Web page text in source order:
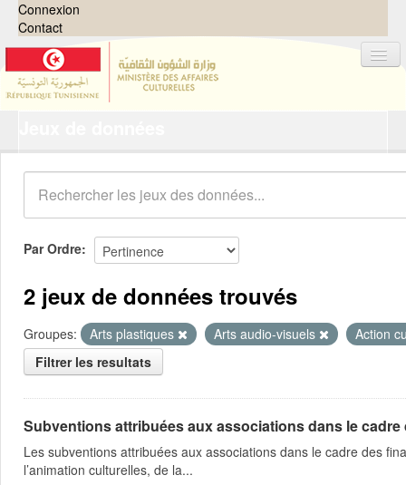
Connexion
Contact
Organisations
Groupes
Demandes 0
À propos
Par Ordre
2 jeux de données trouvés
Groupes: Arts plastiques Arts audio-visuels
Action
Filtrer les resultats
Subventions attribuées aux associations dans le
Les subventions attribuées aux associations dans le cadre des
l’animation culturelles, de la...